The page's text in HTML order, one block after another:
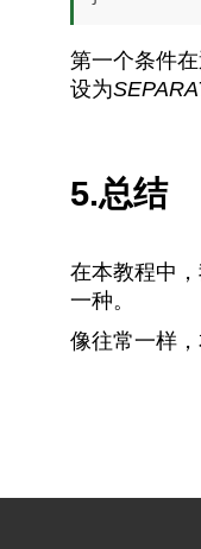
第一个条件
设为
5.总结
在本教程中
一种。
像往常一样